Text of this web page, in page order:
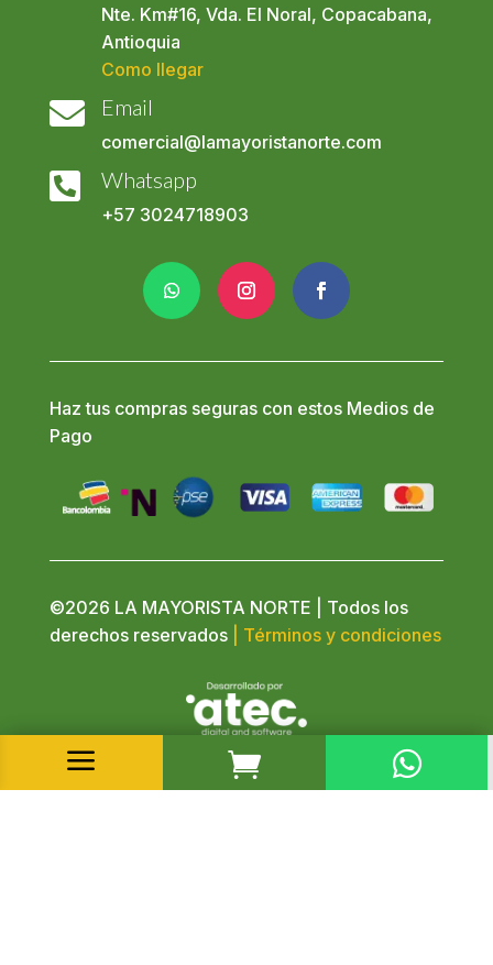
Nte. Km#16, Vda. El Noral, Copacabana,
Antioquia
Como llegar
 Email
comercial@lamayoristanorte.com
 Whatsapp
+57 3024718903
Haz tus compras seguras con estos Medios de
Pago
©2026 LA MAYORISTA NORTE | Todos los
derechos reservados
| Términos y condiciones
a  